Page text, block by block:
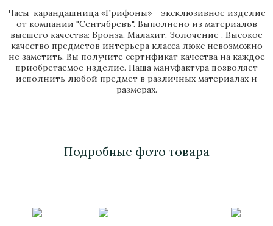
Часы-карандашница «Грифоны» - эксклюзивное изделие
от компании "Сентябревъ". Выполнено из материалов
высшего качества: Бронза, Малахит, Золочение . Высокое
качество предметов интерьера класса люкс невозможно
не заметить. Вы получите сертификат качества на каждое
приобретаемое изделие. Наша мануфактура позволяет
исполнить любой предмет в различных материалах и
размерах.
Подробные фото товара